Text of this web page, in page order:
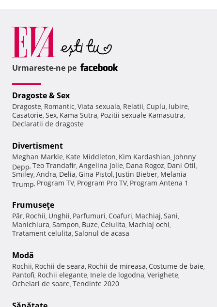
Urmareste-ne pe
Dragoste & Sex
Dragoste, Romantic, Viata sexuala, Relatii, Cuplu, Iubire,
Casatorie, Sex, Kama Sutra, Pozitii sexuale Kamasutra,
Declaratii de dragoste
Divertisment
Meghan Markle, Kate Middleton, Kim Kardashian, Johnny
Depp, Teo Trandafir, Angelina Jolie, Dana Rogoz, Dani Otil,
Smiley, Andra, Delia, Gina Pistol, Justin Bieber, Melania
Trump, Program TV, Program Pro TV, Program Antena 1
Frumuseţe
Păr, Rochii, Unghii, Parfumuri, Coafuri, Machiaj, Sani,
Manichiura, Sampon, Buze, Celulita, Machiaj ochi,
Tratament celulita, Salonul de acasa
Modă
Rochii, Rochii de seara, Rochii de mireasa, Costume de baie,
Pantofi, Rochii elegante, Inele de logodna, Verighete,
Ochelari de soare, Tendinte 2020